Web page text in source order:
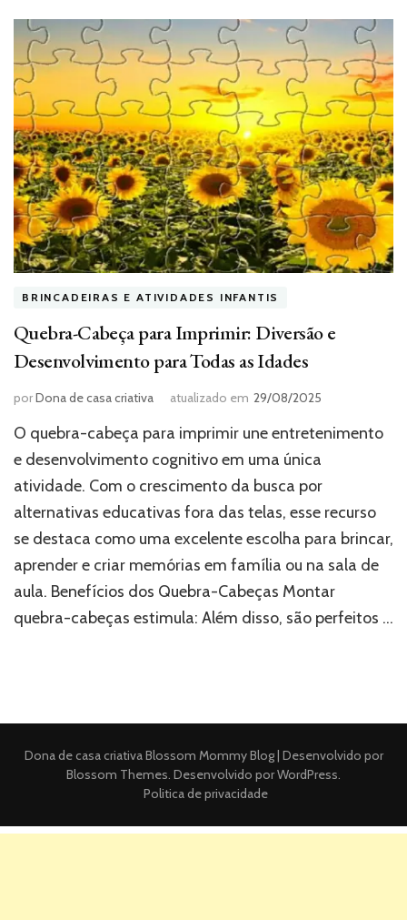
BRINCADEIRAS E ATIVIDADES INFANTIS
Quebra-Cabeça para Imprimir: Diversão e
Desenvolvimento para Todas as Idades
porDona de casa criativa atualizado em 29/08/2025
O quebra-cabeça para imprimir une entretenimento
e desenvolvimento cognitivo em uma única
atividade. Com o crescimento da busca por
alternativas educativas fora das telas, esse recurso
se destaca como uma excelente escolha para brincar,
aprender e criar memórias em família ou na sala de
aula. Benefícios dos Quebra-Cabeças Montar
quebra-cabeças estimula: Além disso, são perfeitos …
Dona de casa criativaBlossom Mommy Blog | Desenvolvido por
Blossom Themes. Desenvolvido porWordPress.
Politica de privacidade